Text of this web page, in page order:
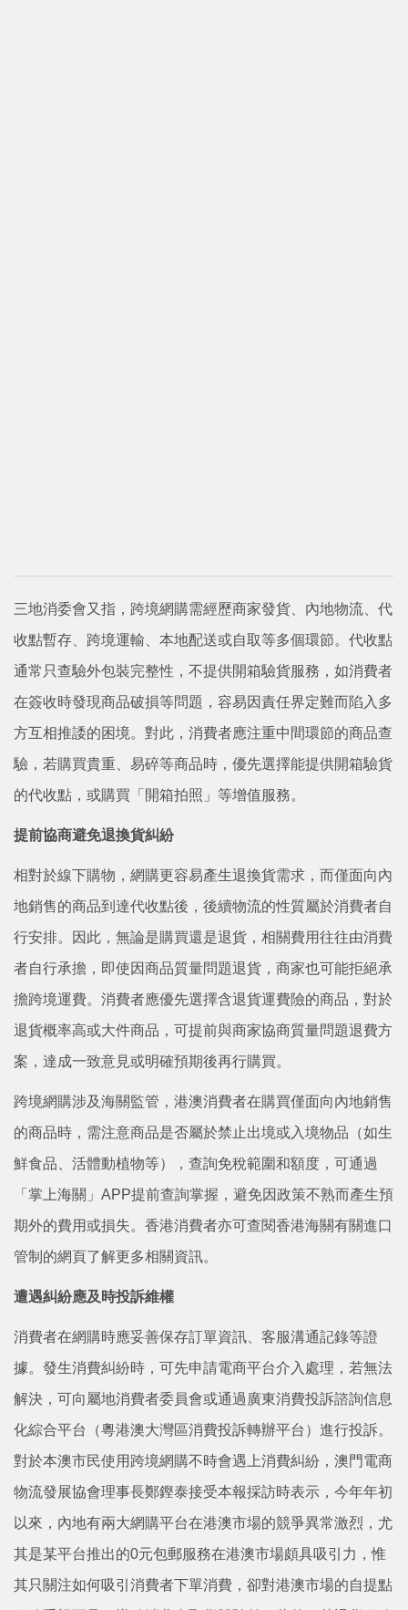
三地消委會又指，跨境網購需經歷商家發貨、內地物流、代
收點暫存、跨境運輸、本地配送或自取等多個環節。代收點
通常只查驗外包裝完整性，不提供開箱驗貨服務，如消費者
在簽收時發現商品破損等問題，容易因責任界定難而陷入多
方互相推諉的困境。對此，消費者應注重中間環節的商品查
驗，若購買貴重、易碎等商品時，優先選擇能提供開箱驗貨
的代收點，或購買「開箱拍照」等增值服務。
提前協商避免退換貨糾紛
相對於線下購物，網購更容易產生退換貨需求，而僅面向內
地銷售的商品到達代收點後，後續物流的性質屬於消費者自
行安排。因此，無論是購買還是退貨，相關費用往往由消費
者自行承擔，即使因商品質量問題退貨，商家也可能拒絕承
擔跨境運費。消費者應優先選擇含退貨運費險的商品，對於
退貨概率高或大件商品，可提前與商家協商質量問題退費方
案，達成一致意見或明確預期後再行購買。
跨境網購涉及海關監管，港澳消費者在購買僅面向內地銷售
的商品時，需注意商品是否屬於禁止出境或入境物品（如生
鮮食品、活體動植物等），查詢免稅範圍和額度，可通過
「掌上海關」APP提前查詢掌握，避免因政策不熟而產生預
期外的費用或損失。香港消費者亦可查閱香港海關有關進口
管制的網頁了解更多相關資訊。
遭遇糾紛應及時投訴維權
消費者在網購時應妥善保存訂單資訊、客服溝通記錄等證
據。發生消費糾紛時，可先申請電商平台介入處理，若無法
解決，可向屬地消費者委員會或通過廣東消費投訴諮詢信息
化綜合平台（粵港澳大灣區消費投訴轉辦平台）進行投訴。
對於本澳市民使用跨境網購不時會遇上消費糾紛，澳門電商
物流發展協會理事長鄭鏗泰接受本報採訪時表示，今年年初
以來，內地有兩大網購平台在港澳市場的競爭異常激烈，尤
其是某平台推出的0元包郵服務在港澳市場頗具吸引力，惟
其只關注如何吸引消費者下單消費，卻對港澳市場的自提點